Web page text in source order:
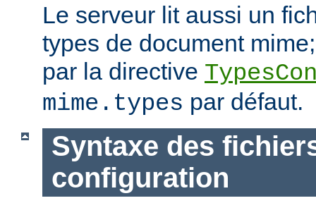
Le serveur lit aussi un
types de document
par la directive
mime.types par défaut.
Syntaxe des
configuration